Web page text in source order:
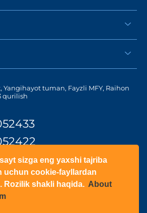
sizga eng yaxshi tajriba
uchun cookie-fayllardan
Rozilik shakli haqida. About
Yangihayot tuman, Fayzli MFY, Raihon
qurilish